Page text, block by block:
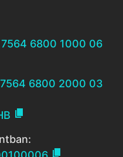
6800 1000 06
6800 2000 03

